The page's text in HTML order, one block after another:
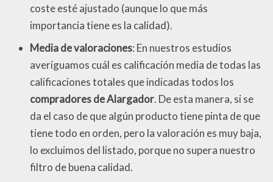
coste esté ajustado (aunque lo que más
importancia tiene es la calidad).
Media de valoraciones: En nuestros estudios
averiguamos cuál es calificación media de todas las
calificaciones totales que indicadas todos los
compradores de Alargador. De esta manera, si se
da el caso de que algún producto tiene pinta de que
tiene todo en orden, pero la valoración es muy baja,
lo excluimos del listado, porque no supera nuestro
filtro de buena calidad.